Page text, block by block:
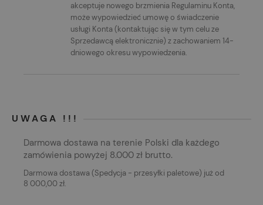
akceptuje nowego brzmienia Regulaminu Konta,
może wypowiedzieć umowę o świadczenie
usługi Konta (kontaktując się w tym celu ze
Sprzedawcą elektronicznie) z zachowaniem 14-
dniowego okresu wypowiedzenia.
UWAGA !!!
Darmowa dostawa na terenie Polski dla każdego
zamówienia powyżej 8.000 zł brutto.
Darmowa dostawa (Spedycja - przesyłki paletowe) już od
8 000,00 zł.